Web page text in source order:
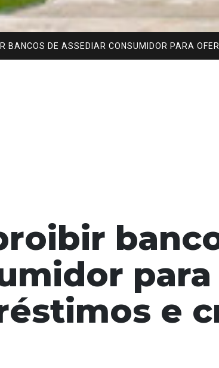
BANCOS DE ASSEDIAR CONSUMIDOR PARA
para
e